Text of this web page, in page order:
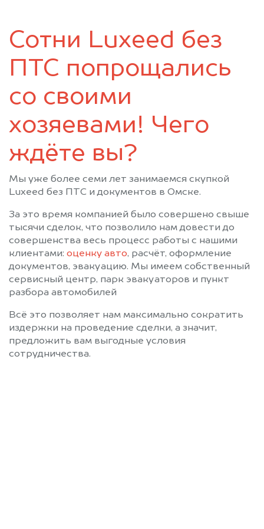
Усть-Ишим
Черлак
Шербакуль
Сотни Luxeed без
ПТС попрощались
со своими
хозяевами! Чего
ждёте вы?
Мы уже более семи лет занимаемся скупкой
Luxeed без ПТС и документов в Омске.
За это время компанией было совершено свыше
тысячи сделок, что позволило нам довести до
совершенства весь процесс работы с нашими
клиентами: оценку авто, расчёт, оформление
документов, эвакуацию. Мы имеем собственный
сервисный центр, парк эвакуаторов и пункт
разбора автомобилей
Всё это позволяет нам максимально сократить
издержки на проведение сделки, а значит,
предложить вам выгодные условия
сотрудничества.